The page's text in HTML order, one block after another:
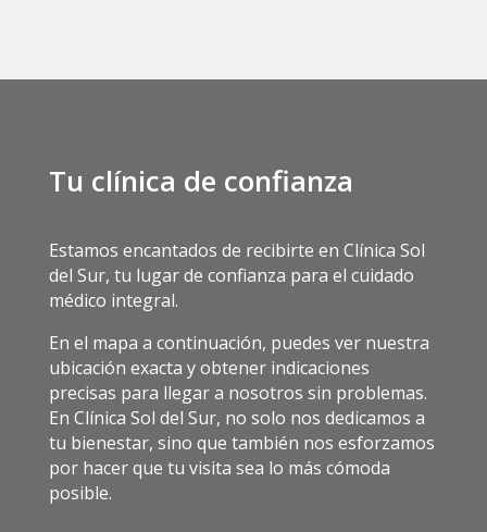
Tu clínica de confianza
Estamos encantados de recibirte en Clínica Sol
del Sur, tu lugar de confianza para el cuidado
médico integral.
En el mapa a continuación, puedes ver nuestra
ubicación exacta y obtener indicaciones
precisas para llegar a nosotros sin problemas.
En Clínica Sol del Sur, no solo nos dedicamos a
tu bienestar, sino que también nos esforzamos
por hacer que tu visita sea lo más cómoda
posible.